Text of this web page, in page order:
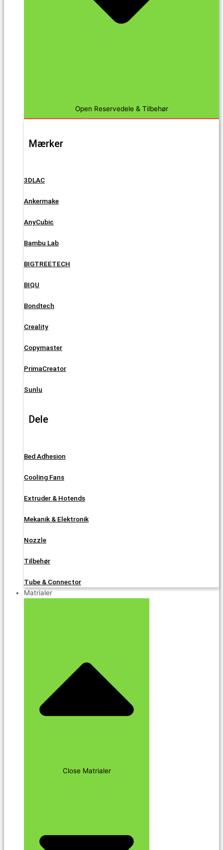
Open Reservedele & Tilbehør
Mærker
3DLAC
Ankermake
AnyCubic
Bambu Lab
BIGTREETECH
BIQU
Bondtech
Creality
Copymaster
PrimaCreator
Sunlu
Dele
Bed Adhesion
Cooling Fans
Extruder & Hotends
Mekanik & Elektronik
Nozzle
Tilbehør
Tube & Connector
Matrialer
Close Matrialer